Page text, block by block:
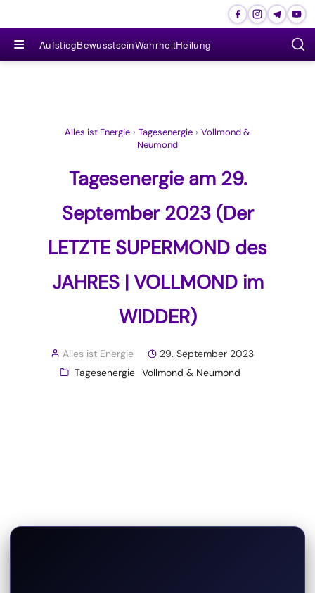
≡ AufstiegBewusstseinWahrheitHeilung
Alles ist Energie › Tagesenergie › Vollmond &
Neumond
Tagesenergie am 29.
September 2023 (Der
LETZTE SUPERMOND des
JAHRES | VOLLMOND im
WIDDER)
Alles ist Energie
29. September 2023
Tagesenergie Vollmond & Neumond